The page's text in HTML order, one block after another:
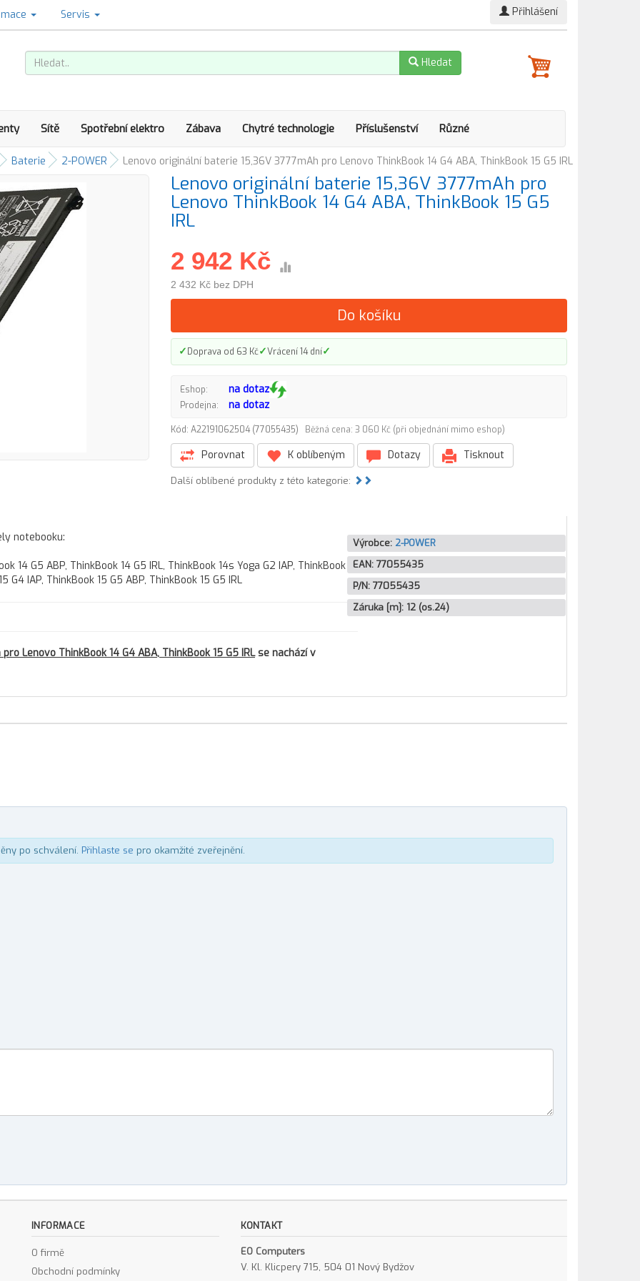
Servis Přihlášení
Hledat
Sítě Spotřební elektro Zábava Chytré technologie Příslušenství Různé
Baterie 2-POWER Lenovo originální baterie 15,36V 3777mAh pro Lenovo ThinkBook 14 G4 ABA, ThinkBook 15 G5 IRL
Lenovo originální baterie 15,36V 3777mAh pro
Lenovo ThinkBook 14 G4 ABA, ThinkBook 15 G5
IRL
2 942 Kč
2 432 Kč bez DPH
Do košíku
✓Doprava od 63 Kč✓Vrácení 14 dní✓
Eshop: na dotaz
Prodejna: na dotaz
Kód: A22191062504 (77055435) Běžná cena: 3 060 Kč (při objednání mimo eshop)
Porovnat K oblíbeným Dotazy Tisknout
Další oblíbené produkty z této kategorie:
notebooku:
14 G5 ABP, ThinkBook 14 G5 IRL, ThinkBook 14s Yoga G2 IAP, ThinkBook
G4 IAP, ThinkBook 15 G5 ABP, ThinkBook 15 G5 IRL
Lenovo ThinkBook 14 G4 ABA, ThinkBook 15 G5 IRLse nachází v
Výrobce: 2-POWER
EAN: 77055435
P/N: 77055435
Záruka [m]: 12 (os.24)
po schválení. Přihlaste se pro okamžité zveřejnění.
INFORMACE
O firmě
Obchodní podmínky
KONTAKT
EO Computers
V. Kl. Klicpery 715, 504 01 Nový Bydžov